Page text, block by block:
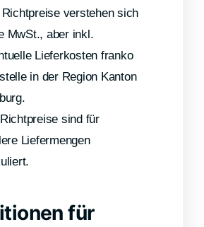
verstehen sich
MwSt., aber inkl.
Lieferkosten franko
in der Region Kanton
sind für
Liefermengen
für